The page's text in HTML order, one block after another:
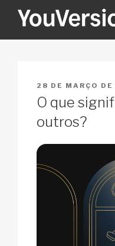
PUBLICADO
EM
28 DE MARÇO
O que
outros?